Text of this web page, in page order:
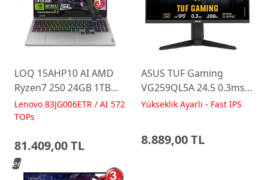
LOQ 15AHP10 AI AMD
Ryzen7 250 24GB 1TB
RTX5060 15.6 IPS FHD
FreeDos Gaming
Lenovo 83JG006ETR / AI 572
TOPs
81.409,00 TL
ASUS TUF Gaming
VG259QL5A 24.5 0.3ms
200Hz Fast IPS Yükseklik
Yükseklik Ayarlı - Fast IPS
8.889,00 TL
Yeni